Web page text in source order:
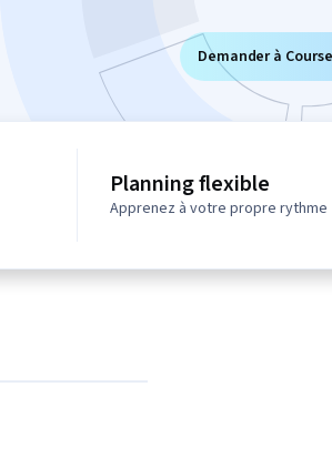
Demander à
Planning flexible
Apprenez à votre propre rythme